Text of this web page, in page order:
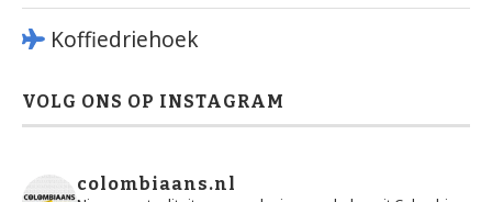
Koffiedriehoek
VOLG ONS OP INSTAGRAM
colombiaans.nl